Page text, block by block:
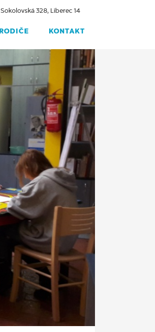
RODIČE KONTAKT
Sokolovská 328, Liberec 14